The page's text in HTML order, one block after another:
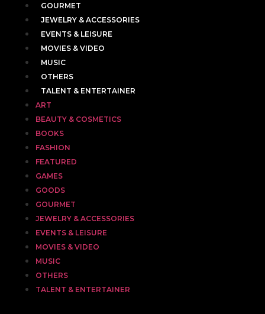
GOURMET
JEWELRY & ACCESSORIES
EVENTS & LEISURE
MOVIES & VIDEO
MUSIC
OTHERS
TALENT & ENTERTAINER
ART
BEAUTY & COSMETICS
BOOKS
FASHION
FEATURED
GAMES
GOODS
GOURMET
JEWELRY & ACCESSORIES
EVENTS & LEISURE
MOVIES & VIDEO
MUSIC
OTHERS
TALENT & ENTERTAINER